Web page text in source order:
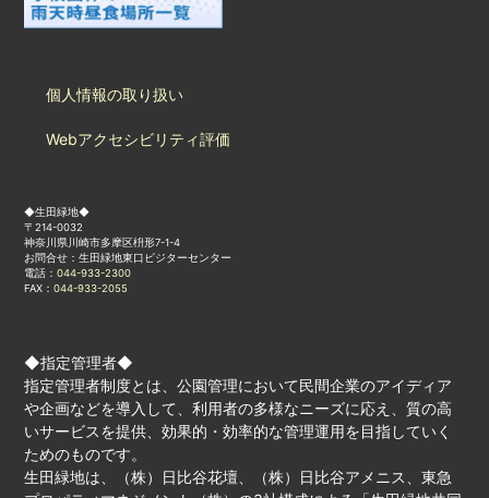
個人情報の取り扱い
Webアクセシビリティ評価
◆生田緑地◆
〒214-0032
神奈川県川崎市多摩区枡形7-1-4
お問合せ：生田緑地東口ビジターセンター
電話：044-933-2300
FAX：044-933-2055
◆指定管理者◆
指定管理者制度とは、公園管理において民間企業のアイディア
や企画などを導入して、利用者の多様なニーズに応え、質の高
いサービスを提供、効果的・効率的な管理運用を目指していく
ためのものです。
生田緑地は、（株）日比谷花壇、（株）日比谷アメニス、東急